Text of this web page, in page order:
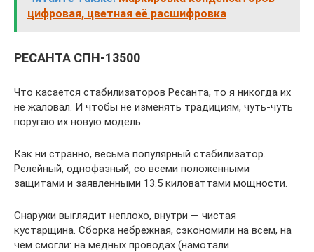
цифровая, цветная её расшифровка
РЕСАНТА СПН-13500
Что касается стабилизаторов Ресанта, то я никогда их
не жаловал. И чтобы не изменять традициям, чуть-чуть
поругаю их новую модель.
Как ни странно, весьма популярный стабилизатор.
Релейный, однофазный, со всеми положенными
защитами и заявленными 13.5 киловаттами мощности.
Снаружи выглядит неплохо, внутри — чистая
кустарщина. Сборка небрежная, сэкономили на всем, на
чем смогли: на медных проводах (намотали